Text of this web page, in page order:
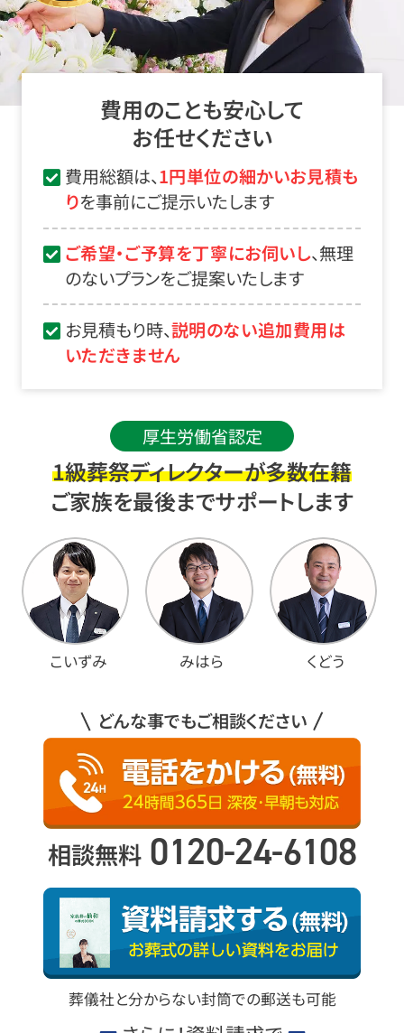
費用のことも安心して
お任せください
費用総額は、1円単位の細かいお見積も
りを事前にご提示いたします
ご希望・ご予算を丁寧にお伺いし、無理
のないプランをご提案いたします
お見積もり時、説明のない追加費用は
いただきません
厚生労働省認定
1級葬祭ディレクターが多数在籍
ご家族を最後までサポートします
こいずみ みはら くどう
どんな事でもご相談ください
相談無料 0120-24-6108
葬儀社と分からない封筒での郵送も可能